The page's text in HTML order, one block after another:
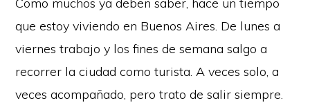
que estoy viviendo en Buenos Aires. De lunes a
viernes trabajo y los fines de semana salgo a
recorrer la ciudad como turista. A veces solo, a
veces acompañado, pero trato de salir siempre.